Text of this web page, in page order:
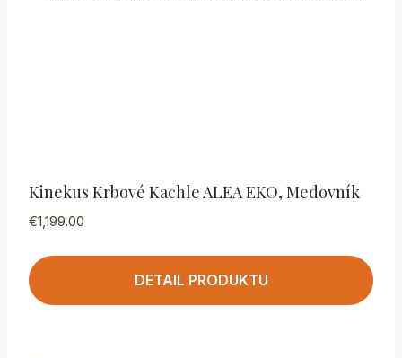
Kinekus Krbové Kachle ALEA EKO, Medovník
€1,199.00
DETAIL PRODUKTU